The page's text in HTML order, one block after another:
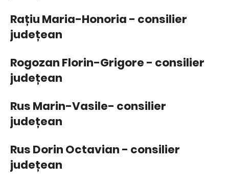
Rațiu Maria-Honoria - consilier
județean
Rogozan Florin-Grigore - consilier
județean
Rus Marin-Vasile- consilier
județean
Rus Dorin Octavian - consilier
județean